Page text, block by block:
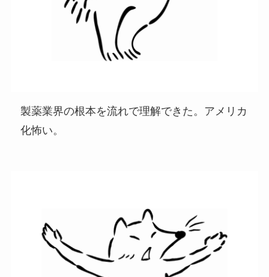
製薬業界の根本を流れで理解できた。アメリカ
化怖い。